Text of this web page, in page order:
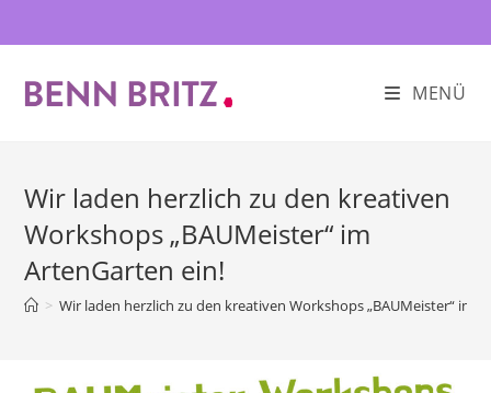
Inhalt
MENÜ
Wir laden herzlich zu den kreativen
Workshops „BAUMeister“ im
ArtenGarten ein!
> Wir laden herzlich zu den kreativen Workshops „BAUMeister“ im